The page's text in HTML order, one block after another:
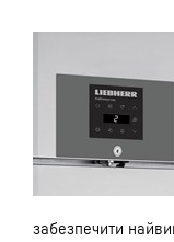
забезпечити